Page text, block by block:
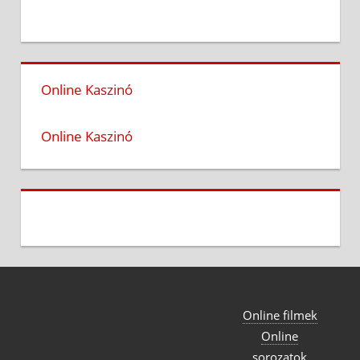
Online Kaszinó
Online Kaszinó
Online filmek
Online